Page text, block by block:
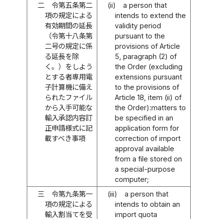
二
令第五条第二
項の規定による
有効期間の延長
（令第十八条第
二号の規定に係
る延長を除
く。）をしよう
とする者専用電
子計算機に備え
られたファイル
から入手可能な
輸入承認内容訂
正申請様式に記
載すべき事項
(ii)
a person that
intends to extend the
validity period
pursuant to the
provisions of Article
5, paragraph (2) of
the Order (excluding
extensions pursuant
to the provisions of
Article 18, item (ii) of
the Order):matters to
be specified in an
application form for
correction of import
approval available
from a file stored on
a special-purpose
computer;
三
令第九条第一
項の規定による
輸入割当てを受
(iii)
a person that
intends to obtain an
import quota